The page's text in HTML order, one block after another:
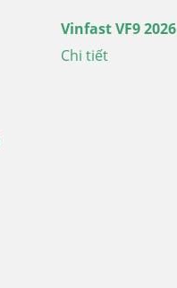
Vinfast VF9 2026
Chi tiết